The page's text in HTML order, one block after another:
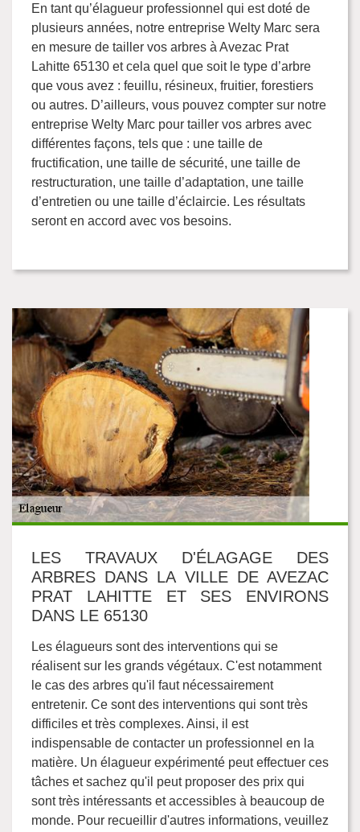
En tant qu’élagueur professionnel qui est doté de
plusieurs années, notre entreprise Welty Marc sera
en mesure de tailler vos arbres à Avezac Prat
Lahitte 65130 et cela quel que soit le type d’arbre
que vous avez : feuillu, résineux, fruitier, forestiers
ou autres. D’ailleurs, vous pouvez compter sur notre
entreprise Welty Marc pour tailler vos arbres avec
différentes façons, tels que : une taille de
fructification, une taille de sécurité, une taille de
restructuration, une taille d’adaptation, une taille
d’entretien ou une taille d’éclaircie. Les résultats
seront en accord avec vos besoins.
LES TRAVAUX D'ÉLAGAGE DES
ARBRES DANS LA VILLE DE AVEZAC
PRAT LAHITTE ET SES ENVIRONS
DANS LE 65130
Les élagueurs sont des interventions qui se
réalisent sur les grands végétaux. C'est notamment
le cas des arbres qu'il faut nécessairement
entretenir. Ce sont des interventions qui sont très
difficiles et très complexes. Ainsi, il est
indispensable de contacter un professionnel en la
matière. Un élagueur expérimenté peut effectuer ces
tâches et sachez qu'il peut proposer des prix qui
sont très intéressants et accessibles à beaucoup de
monde. Pour recueillir d'autres informations, veuillez